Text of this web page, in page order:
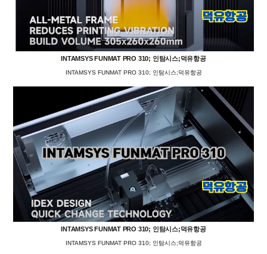
INTAMSYS FUNMAT PRO 310; 인탐시스;덕유항공
INTAMSYS FUNMAT PRO 310; 인탐시스;덕유항공
INTAMSYS FUNMAT PRO 310; 인탐시스;덕유항공
INTAMSYS FUNMAT PRO 310; 인탐시스;덕유항공